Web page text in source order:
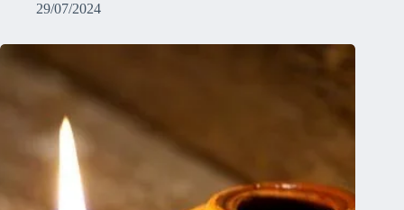
29/07/2024